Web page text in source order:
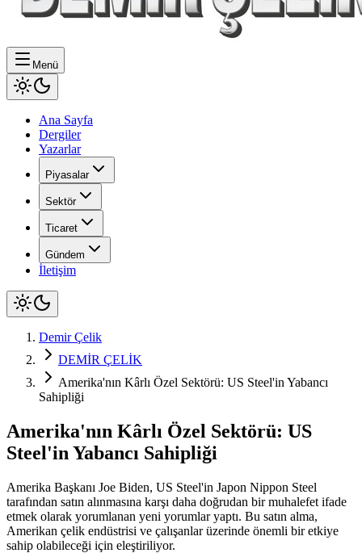
Menü
Ana Sayfa
Dergiler
Yazarlar
Piyasalar
Sektör
Ticaret
Gündem
İletişim
Demir Çelik
DEMİR ÇELİK
Amerika'nın Kârlı Özel Sektörü: US Steel'in Yabancı
Sahipliği
Amerika'nın Kârlı Özel Sektörü: US
Steel'in Yabancı Sahipliği
Amerika Başkanı Joe Biden, US Steel'in Japon Nippon Steel
tarafından satın alınmasına karşı daha doğrudan bir muhalefet ifade
etmek olarak yorumlanan yeni yorumlar yaptı. Bu satın alma,
Amerikan çelik endüstrisi ve çalışanlar üzerinde önemli bir etkiye
sahip olabileceği için eleştiriliyor.